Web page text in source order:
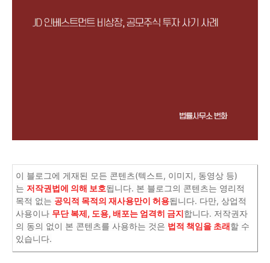
이 블로그에 게재된 모든 콘텐츠(텍스트, 이미지, 동영상 등)
는 저작권법에 의해 보호됩니다. 본 블로그의 콘텐츠는 영리적
목적 없는 공익적 목적의 재사용만이 허용됩니다. 다만, 상업적
사용이나 무단 복제, 도용, 배포는 엄격히 금지합니다. 저작권자
의 동의 없이 본 콘텐츠를 사용하는 것은 법적 책임을 초래할 수
있습니다.